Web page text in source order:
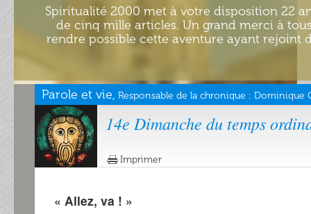
Spiritualité 2000 met à votre disposition 22
de cinq mille articles. Un grand merci à
rendre possible cette aventure ayant rejoint
Parole et vie, Responsable de la chronique : Dominique
14e Dimanche du temps
Imprimer
« Allez, va ! »